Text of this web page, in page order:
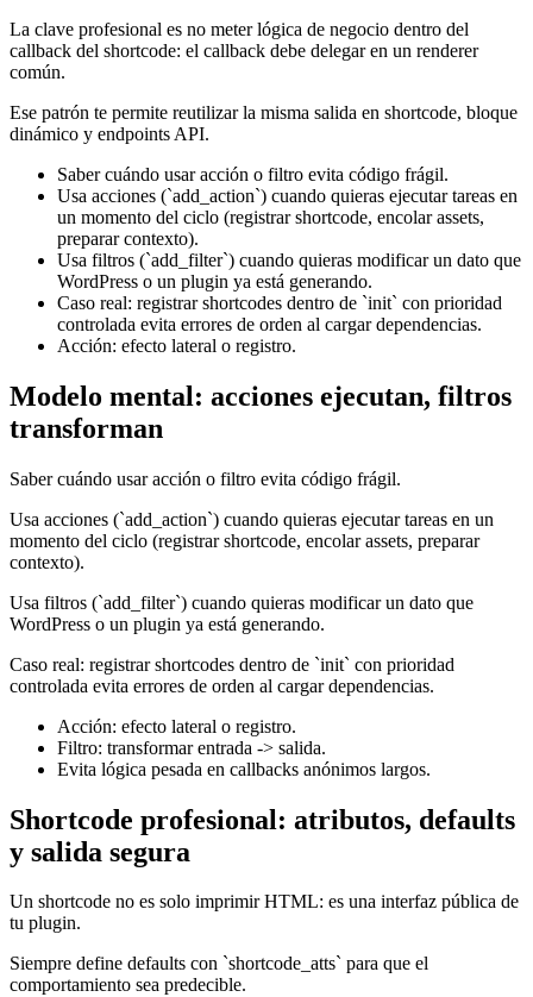
La clave profesional es no meter lógica de negocio dentro del
callback del shortcode: el callback debe delegar en un renderer
común.
Ese patrón te permite reutilizar la misma salida en shortcode, bloque
dinámico y endpoints API.
Saber cuándo usar acción o filtro evita código frágil.
Usa acciones (`add_action`) cuando quieras ejecutar tareas en
un momento del ciclo (registrar shortcode, encolar assets,
preparar contexto).
Usa filtros (`add_filter`) cuando quieras modificar un dato que
WordPress o un plugin ya está generando.
Caso real: registrar shortcodes dentro de `init` con prioridad
controlada evita errores de orden al cargar dependencias.
Acción: efecto lateral o registro.
Modelo mental: acciones ejecutan, filtros
transforman
Saber cuándo usar acción o filtro evita código frágil.
Usa acciones (`add_action`) cuando quieras ejecutar tareas en un
momento del ciclo (registrar shortcode, encolar assets, preparar
contexto).
Usa filtros (`add_filter`) cuando quieras modificar un dato que
WordPress o un plugin ya está generando.
Caso real: registrar shortcodes dentro de `init` con prioridad
controlada evita errores de orden al cargar dependencias.
Acción: efecto lateral o registro.
Filtro: transformar entrada -> salida.
Evita lógica pesada en callbacks anónimos largos.
Shortcode profesional: atributos, defaults
y salida segura
Un shortcode no es solo imprimir HTML: es una interfaz pública de
tu plugin.
Siempre define defaults con `shortcode_atts` para que el
comportamiento sea predecible.